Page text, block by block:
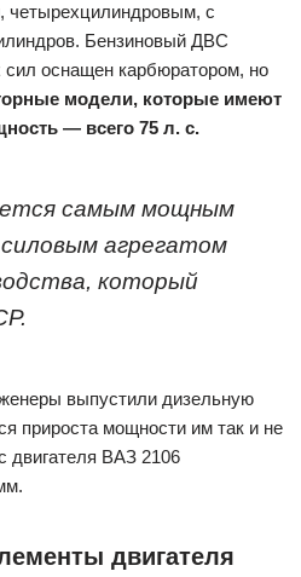
четырехцилиндровым, с
Бензиновый ДВС
оснащен карбюратором, но
модели, которые имеют
— всего 75 л. с.
самым мощным
агрегатом
который
выпустили дизельную
прироста мощности им так и не
двигателя ВАЗ 2106
двигателя